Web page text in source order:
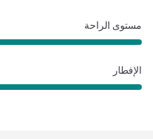
مستوى الراحة
الإفطار